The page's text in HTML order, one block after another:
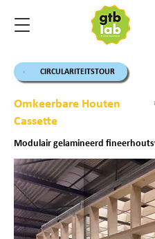
CIRCULARITEITSTOUR
Omkeerbare Houten
Cassette
Modulair gelamineerd